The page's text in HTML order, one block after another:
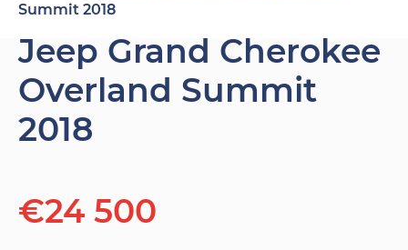
Summit 2018
Jeep Grand Cherokee
Overland Summit
2018
€24 500